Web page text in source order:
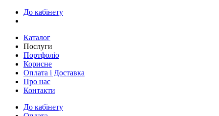
До кабінету
Каталог
Послуги
Портфоліо
Корисне
Оплата і Доставка
Про нас
Контакти
До кабінету